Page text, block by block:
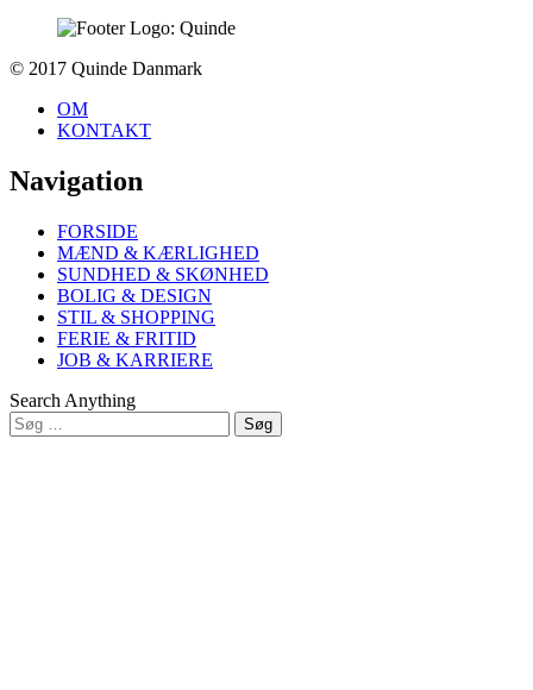
To
© 2017 Quinde Danmark
OM
KONTAKT
Navigation
FORSIDE
MÆND & KÆRLIGHED
SUNDHED & SKØNHED
BOLIG & DESIGN
STIL & SHOPPING
FERIE & FRITID
JOB & KARRIERE
Search Anything
Søg
efter: